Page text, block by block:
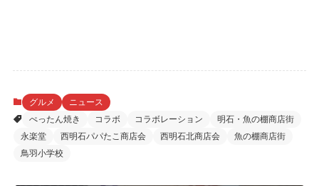
グルメ
ニュース
ぺったん焼き
コラボ コラボレーション
明石・魚の棚商店街
永楽堂
西明石パパたこ商店会 西明石北商店会
魚の棚商店街
鳥羽小学校